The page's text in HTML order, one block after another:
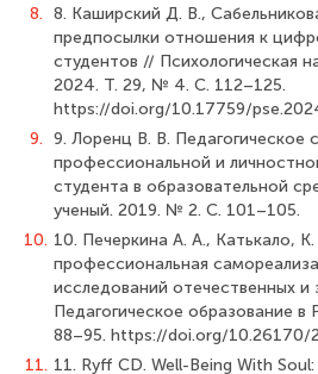
8. 8. Каширский Д. В.,
предпосылки отношения к
студентов // Психологическая
2024. Т. 29, № 4. С. 112–125.
https://doi.org/10.17759/
9. 9. Лоренц В. В. Педагогическое
профессиональной и
студента в образовательной
ученый. 2019. № 2. С. 101–105.
10. 10. Печеркина А. А., Катькало,
профессиональная
исследований отечественных
Педагогическое образование
88–95. https://doi.org/
11. 11. Ryff CD. Well-Being With